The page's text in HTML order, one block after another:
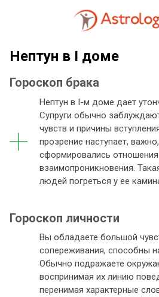
Нептун в I доме
Гороскоп брака
Нептун в I-м доме дает
Супруги обычно
чувств и причины
прозрение наступает,
сформировались отношения
взаимопроникновения.
людей погреться у ее
Гороскоп личности
Вы обладаете большой
сопереживания, способны
Обычно подражаете
воспринимая их линию
перенимая характерные